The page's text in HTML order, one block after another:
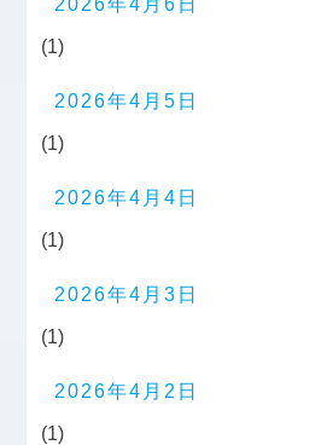
2026年4月6日
(1)
2026年4月5日
(1)
2026年4月4日
(1)
2026年4月3日
(1)
2026年4月2日
(1)